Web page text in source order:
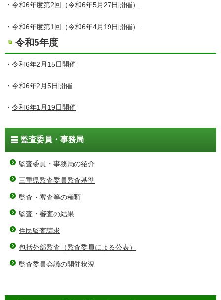
・ 令和6年度第2回（令和6年5月27日開催）
・ 令和6年度第1回（令和6年4月19日開催）
令和5年度
・ 令和6年2月15日開催
・ 令和6年2月5日開催
・ 令和6年1月19日開催
監査委員・事務局
監査委員・事務局の紹介
三重県監査委員監査基準
監査・審査等の種類
監査・審査の結果
住民監査請求
包括外部監査（監査委員による公表）
監査委員会議の開催状況